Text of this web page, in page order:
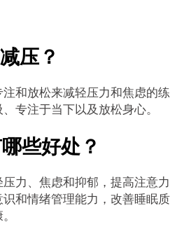
压？
和放松来减轻压力和焦虑的练
专注于当下以及放松身心。
些好处？
力、焦虑和抑郁，提高注意力
和情绪管理能力，改善睡眠质